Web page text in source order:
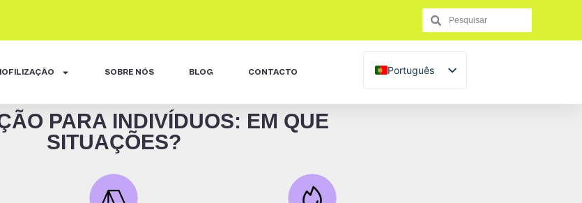
SOBRE NÓS BLOG CONTACTO
Português
Français
PARA INDIVÍDUOS: EM QUE
SITUAÇÕES?